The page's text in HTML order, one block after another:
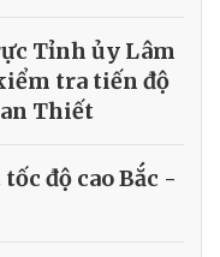
Tỉnh ủy Lâm
tra tiến độ
Thiết
độ cao Bắc -